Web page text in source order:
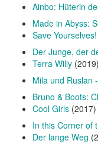
Ainbo: Hüterin
Made in Abyss:
Save Yourselves!
Der Junge, der
Terra Willy (2019)
Mila und Ruslan
Bruno & Boots:
Cool Girls (2017)
In this Corner of
Der lange Weg